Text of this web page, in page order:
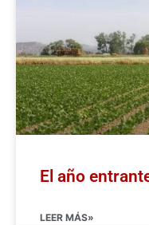
El año
LEER MÁS»